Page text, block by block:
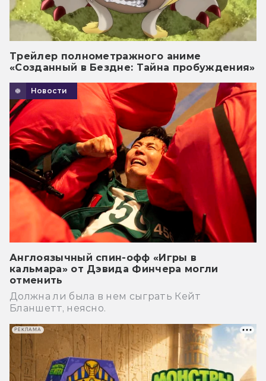
Трейлер полнометражного аниме
«Созданный в Бездне: Тайна пробуждения»
Новости
Англоязычный спин-офф «Игры в
кальмара» от Дэвида Финчера могли
отменить
Должна ли была в нем сыграть Кейт
Бланшетт, неясно.
РЕКЛАМА